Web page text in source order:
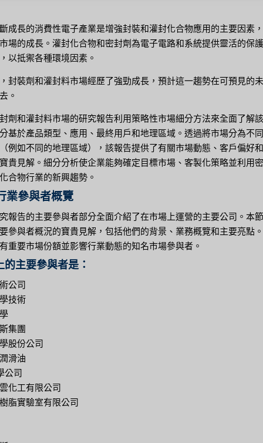
成長的消費性電子產業是增強封裝和灌封化合物應用的主要因素
場的成長。灌封化合物和密封劑為電子電路和系統提供靈活的保
以抵禦各種環境因素。
封裝劑和灌封料市場經歷了強勁成長，預計這一趨勢在可預見的
。
劑和灌封料市場的研究報告利用策略性市場細分方法來全面了解
基於產品類型、應用、最終用戶和地理區域。透過將市場分為不
例如不同的地理區域），該報告提供了有關市場動態、客戶偏好
貴見解。細分分析使企業能夠確定目標市場、客製化策略並利用
合物行業的新興趨勢。
業參與者概覽
報告的主要參與者部分全面介紹了在市場上運營的主要公司。本
參與者概況的寶貴見解，包括他們的背景、業務概覽和主要亮點
重要市場份額並影響行業動態的知名市場參與者。
的主要參與者是：
公司
技術
集團
股份公司
滑油
公司
化工有限公司
脂實驗室有限公司